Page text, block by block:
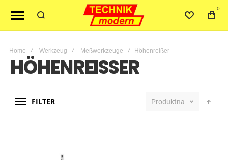
0
Home Werkzeug Meßwerkzeuge Höhenreißer
HÖHENREISSER
FILTER Produktname